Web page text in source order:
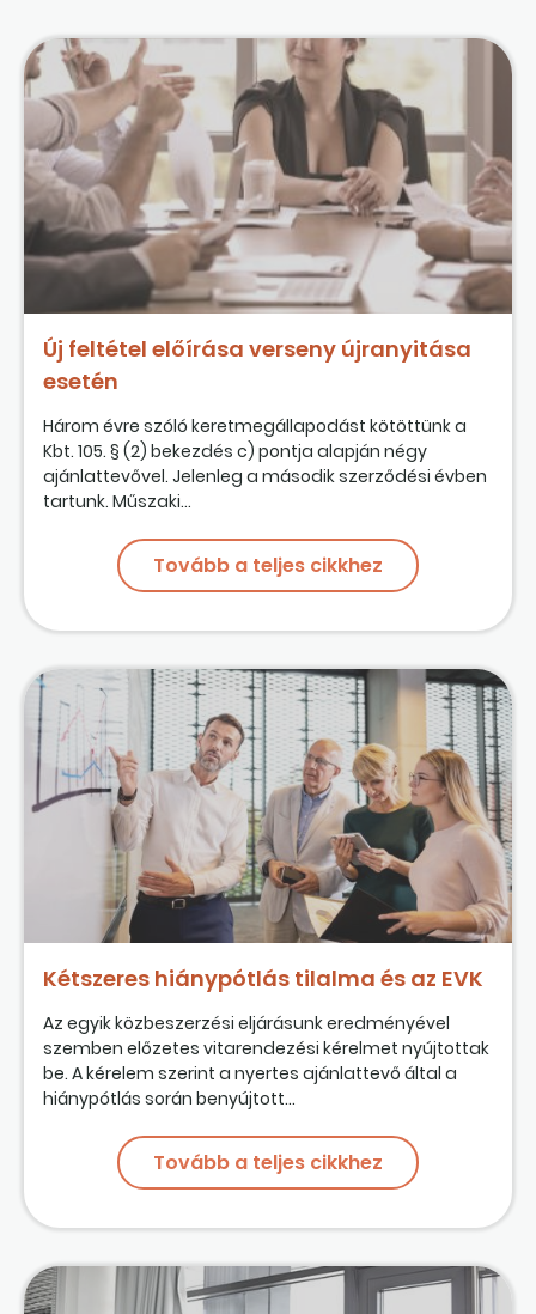
Új feltétel előírása verseny újranyitása
esetén
Három évre szóló keretmegállapodást kötöttünk a
Kbt. 105. § (2) bekezdés c) pontja alapján négy
ajánlattevővel. Jelenleg a második szerződési évben
tartunk. Műszaki...
Tovább a teljes cikkhez
Kétszeres hiánypótlás tilalma és az EVK
Az egyik közbeszerzési eljárásunk eredményével
szemben előzetes vitarendezési kérelmet nyújtottak
be. A kérelem szerint a nyertes ajánlattevő által a
hiánypótlás során benyújtott...
Tovább a teljes cikkhez